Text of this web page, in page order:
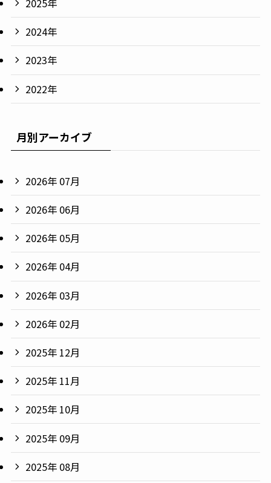
2025年
2024年
2023年
2022年
月別アーカイブ
2026年 07月
2026年 06月
2026年 05月
2026年 04月
2026年 03月
2026年 02月
2025年 12月
2025年 11月
2025年 10月
2025年 09月
2025年 08月